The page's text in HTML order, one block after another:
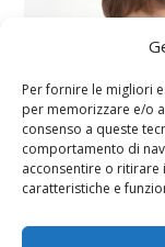
Per fornire le migliori
per memorizzare e/o
consenso a queste
comportamento di
acconsentire o ritirare
caratteristiche e